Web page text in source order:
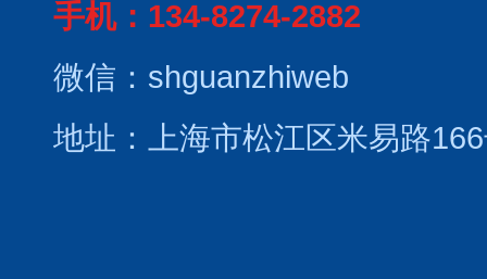
手机：134-8274-2882
微信：shguanzhiweb
地址：上海市松江区米易路